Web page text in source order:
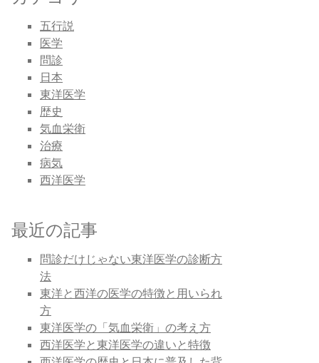
五行説
医学
問診
日本
東洋医学
歴史
気血栄衛
治療
病気
西洋医学
最近の記事
問診だけじゃない東洋医学の診断方
法
東洋と西洋の医学の特徴と用いられ
方
東洋医学の「気血栄衛」の考え方
西洋医学と東洋医学の違いと特徴